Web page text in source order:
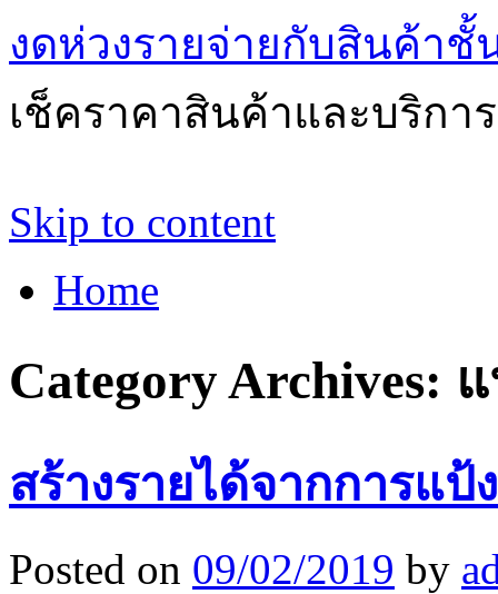
งดห่วงรายจ่ายกับสินค้า
เช็คราคาสินค้าและบริกา
Skip to content
Home
Category Archives:
สร้างรายได้จากการแป้
Posted on 09/02/2019 by